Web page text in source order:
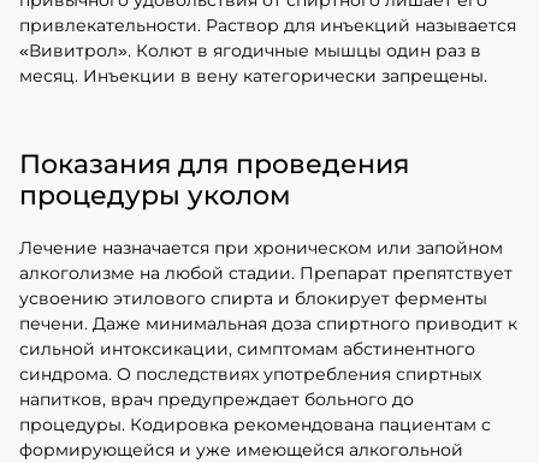
привлекательности. Раствор для инъекций называется
«Вивитрол». Колют в ягодичные мышцы один раз в
месяц. Инъекции в вену категорически запрещены.
Показания для проведения
процедуры уколом
Лечение назначается при хроническом или запойном
алкоголизме на любой стадии. Препарат препятствует
усвоению этилового спирта и блокирует ферменты
печени. Даже минимальная доза спиртного приводит к
сильной интоксикации, симптомам абстинентного
синдрома. О последствиях употребления спиртных
напитков, врач предупреждает больного до
процедуры. Кодировка рекомендована пациентам с
формирующейся и уже имеющейся алкогольной